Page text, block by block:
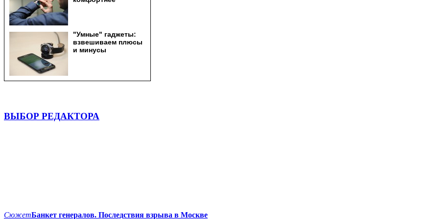
ВЫБОР РЕДАКТОРА
СюжетБанкет генералов. Последствия взрыва в Москве